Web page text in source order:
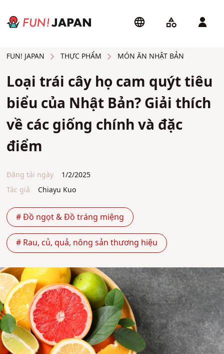
FUN! JAPAN THỰC PHẨM MÓN ĂN NHẬT BẢN
Loại trái cây họ cam quýt tiêu
biểu của Nhật Bản? Giải thích
về các giống chính và đặc
điểm
Đăng tải ngày
1/2/2025
Tác giả
Chiayu Kuo
# Đồ ngọt & Đồ tráng miệng
# Rau, củ, quả, nông sản thương hiệu